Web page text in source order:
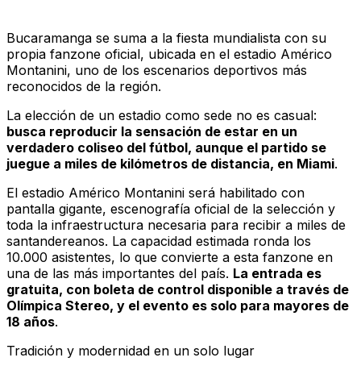
Bucaramanga se suma a la fiesta mundialista con su
propia fanzone oficial, ubicada en el estadio Américo
Montanini, uno de los escenarios deportivos más
reconocidos de la región.
La elección de un estadio como sede no es casual:
busca reproducir la sensación de estar en un
verdadero coliseo del fútbol, aunque el partido se
juegue a miles de kilómetros de distancia, en Miami.
El estadio Américo Montanini será habilitado con
pantalla gigante, escenografía oficial de la selección y
toda la infraestructura necesaria para recibir a miles de
santandereanos. La capacidad estimada ronda los
10.000 asistentes, lo que convierte a esta fanzone en
una de las más importantes del país. La entrada es
gratuita, con boleta de control disponible a través de
Olímpica Stereo, y el evento es solo para mayores de
18 años.
Tradición y modernidad en un solo lugar